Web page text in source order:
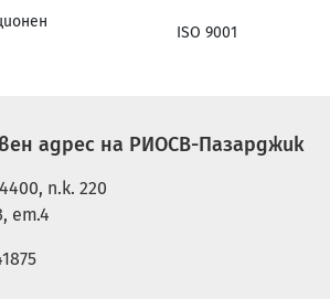
ISO 9001
адрес на РИОСВ-Пазарджик
п.к. 220
ет.4